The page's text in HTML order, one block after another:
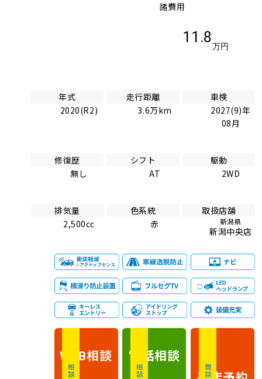
諸費用
11.8
万円
年式
2020(R2)
走行距離
3.6万km
車検
2027(9)年
08月
修復歴
無し
シフト
AT
駆動
2WD
排気量
2,500cc
色系統
赤
取扱店舗
新潟県
新潟中央店
WEB相談 電話相談